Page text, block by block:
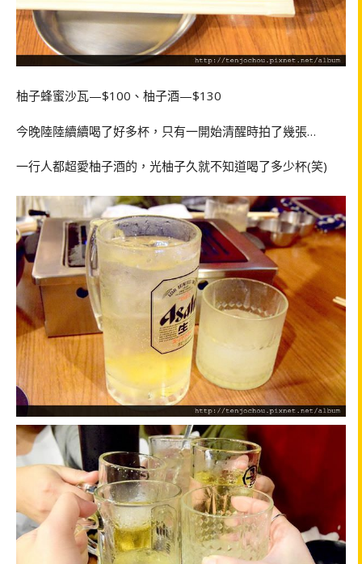
柚子蜂蜜沙瓦—$100、柚子酒—$130
今晚陸陸續續喝了好多杯，只有一開始清醒時拍了幾張…
一行人都超愛柚子酒的，光柚子久就不知道喝了多少杯(笑)